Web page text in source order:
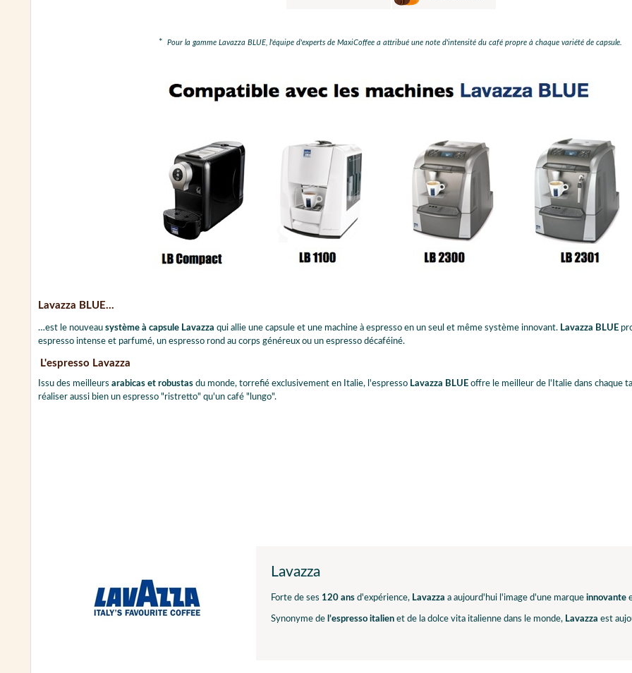
* Pour la gamme Lavazza BLUE, l'équipe d'experts de MaxiCoffee a attribué une note d'intensité du café propre à chaque variété de capsule.
Lavazza BLUE...
…est le nouveau système à capsule Lavazza qui allie une capsule et une machine à espresso en un seul et même système innovant. Lavazza BLUE
espresso intense et parfumé, un espresso rond au corps généreux ou un espresso décaféiné.
L'espresso Lavazza
Issu des meilleurs arabicas et robustas du monde, torrefié exclusivement en Italie, l'espresso Lavazza BLUE offre le meilleur de l'Italie dans chaque
réaliser aussi bien un espresso "ristretto" qu'un café "lungo".
Lavazza
Forte de ses 120 ans d'expérience, Lavazza a aujourd'hui l'image d'une marque innovante
Synonyme de l’espresso italien et de la dolce vita italienne dans le monde, Lavazza est